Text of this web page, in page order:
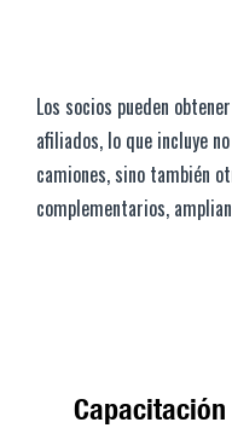
Los socios pueden
afiliados, lo que incluye
camiones, sino también
complementarios,